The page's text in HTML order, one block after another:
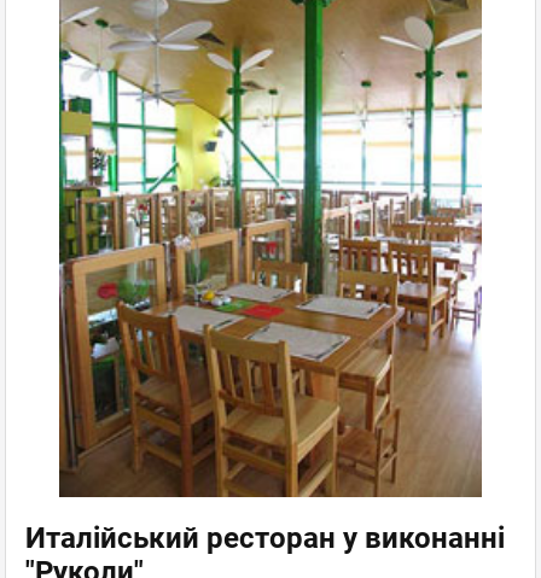
Италійський ресторан у виконанні